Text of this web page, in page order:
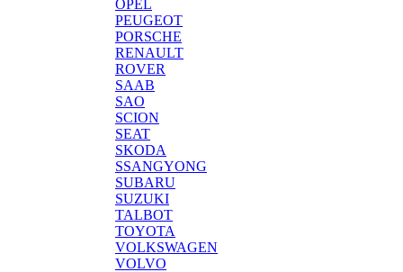
OPEL
PEUGEOT
PORSCHE
RENAULT
ROVER
SAAB
SAO
SCION
SEAT
SKODA
SSANGYONG
SUBARU
SUZUKI
TALBOT
TOYOTA
VOLKSWAGEN
VOLVO